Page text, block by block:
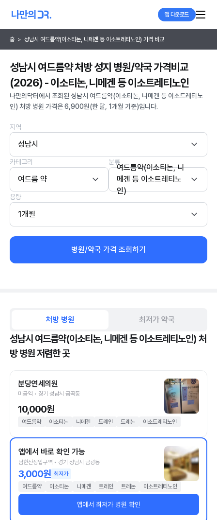
앱 다운로드
홈 > 성남시 여드름약(이소티논, 니메겐 등 이소트레티노인) 가격 비교
성남시 여드름약 처방 성지 병원/약국 가격비교
(2026) - 이소티논, 니메겐 등 이소트레티노인
나만의닥터에서 조회된 성남시 여드름약(이소티논, 니메겐 등 이소트레티노
인) 처방 병원 가격은 6,900원(한 달, 1개월 기준)입니다.
지역
성남시
카테고리
여드름 약
분류
여드름약(이소티논, 니
메겐 등 이소트레티노
인)
용량
1개월
병원/약국 가격 조회하기
처방 병원 최저가 약국
성남시 여드름약(이소티논, 니메겐 등 이소트레티노인) 처
방 병원 저렴한 곳
분당연세의원
미금역 • 경기 성남시 금곡동
10,000원
여드름약 이소티논 니메겐 트레인 트레논 이소트레티노인
앱에서 바로 확인 가능
남한산성입구역 • 경기 성남시 금광동
3,000원 최저가
여드름약
이소티논 니메겐 트레인 트레논 이소트레티노인
앱에서 최저가 병원 확인